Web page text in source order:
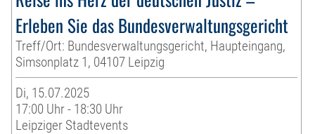
Erleben Sie das Bundesverwaltungsgericht
Treff/Ort: Bundesverwaltungsgericht, Haupteingang,
Simsonplatz 1, 04107 Leipzig
Di, 15.07.2025
17:00 Uhr - 18:30 Uhr
Leipziger Stadtevents